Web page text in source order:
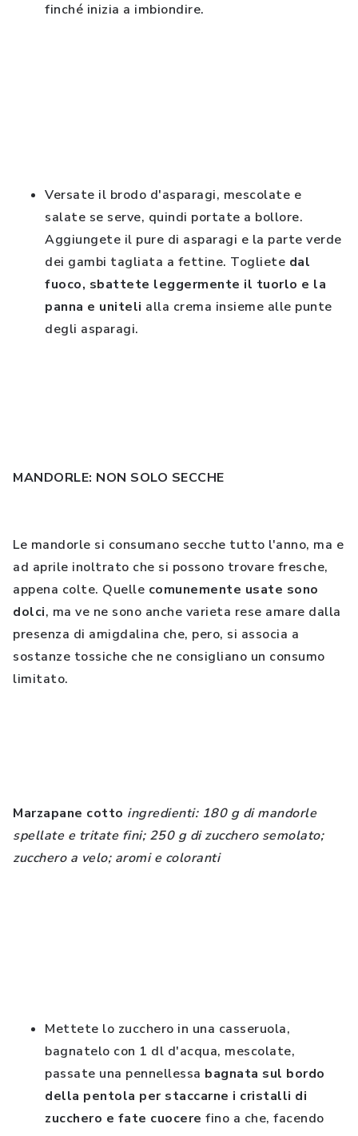
finché inizia a imbiondire.
Versate il brodo d'asparagi, mescolate e
salate se serve, quindi portate a bollore.
Aggiungete il pure di asparagi e la parte verde
dei gambi tagliata a fettine. Togliete dal
fuoco, sbattete leggermente il tuorlo e la
panna e uniteli alla crema insieme alle punte
degli asparagi.
MANDORLE: NON SOLO SECCHE
Le mandorle si consumano secche tutto l'anno, ma e
ad aprile inoltrato che si possono trovare fresche,
appena colte. Quelle comunemente usate sono
dolci, ma ve ne sono anche varieta rese amare dalla
presenza di amigdalina che, pero, si associa a
sostanze tossiche che ne consigliano un consumo
limitato.
Marzapane cotto ingredienti: 180 g di mandorle
spellate e tritate fini; 250 g di zucchero semolato;
zucchero a velo; aromi e coloranti
Mettete lo zucchero in una casseruola,
bagnatelo con 1 dl d'acqua, mescolate,
passate una pennellessa bagnata sul bordo
della pentola per staccarne i cristalli di
zucchero e fate cuocere fino a che, facendo